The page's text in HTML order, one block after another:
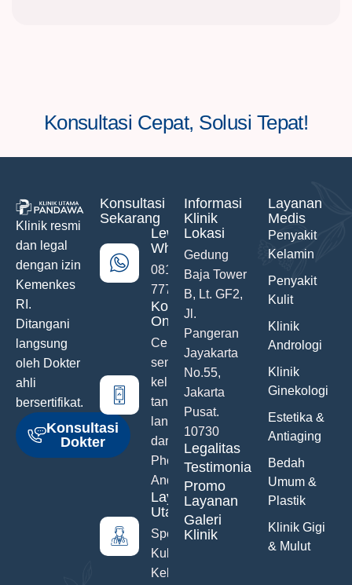
Konsultasi Cepat, Solusi Tepat!
Klinik resmi
dan legal
dengan izin
Kemenkes
RI.
Ditangani
langsung
oleh Dokter
ahli
bersertifikat.
Konsultasi
Dokter
Konsultasi
Sekarang
Lewat
WhatsApp
0811-742-
777
Konsultasi
Online
Ceritakan
semua
keluhanmu
tanpa malu
langsung
dari Hand
Phone
Anda
Layanan
Utama
Spesialis
Kulit &
Kelamin
Informasi
Klinik
Lokasi
Gedung
Baja Tower
B, Lt. GF2,
Jl.
Pangeran
Jayakarta
No.55,
Jakarta
Pusat.
10730
Legalitas
Testimonials
Promo
Layanan
Galeri
Klinik
Layanan
Medis
Penyakit
Kelamin
Penyakit
Kulit
Klinik
Andrologi
Klinik
Ginekologi
Estetika &
Antiaging
Bedah
Umum &
Plastik
Klinik Gigi
& Mulut